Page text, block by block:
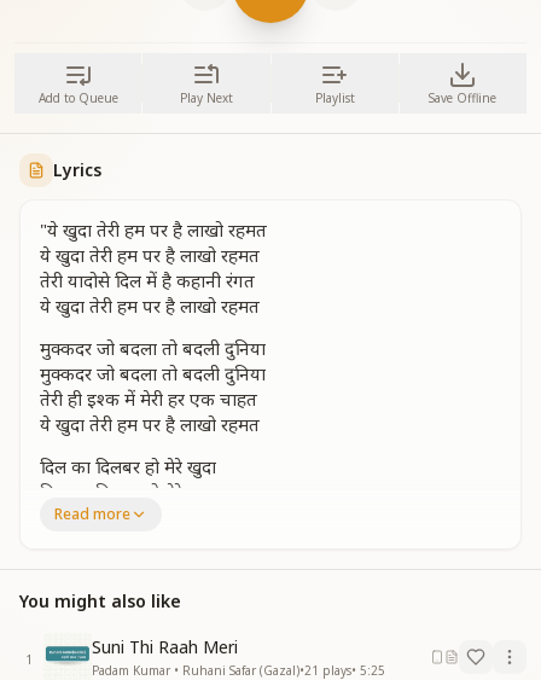
Add to Queue Play Next Playlist Save Offline
Lyrics
"ये खुदा तेरी हम पर है लाखो रहमत
ये खुदा तेरी हम पर है लाखो रहमत
तेरी यादोसे दिल में है कहानी रंगत
ये खुदा तेरी हम पर है लाखो रहमत
मुक्कदर जो बदला तो बदली दुनिया
मुक्कदर जो बदला तो बदली दुनिया
तेरी ही इश्क में मेरी हर एक चाहत
ये खुदा तेरी हम पर है लाखो रहमत
दिल का दिलबर हो मेरे खुदा
दिल का दिलबर हो मेरे खुदा
दूर करती जिंदगी से सारी आफत
बड़ा अजीज तू है और इंसाफ तेरा
मुझे काबिल बनाया तेरी काबलियत
ये खुदा तेरी हम पर है लाखो रहमत
Read more
You might also like
1
Suni Thi Raah Meri
Padam Kumar • Ruhani Safar (Gazal)•21 plays• 5:25